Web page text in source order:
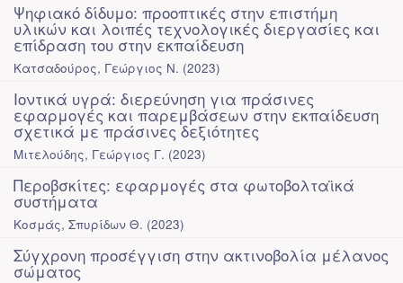
Ψηφιακό δίδυμο: προοπτικές στην επιστήμη
υλικών και λοιπές τεχνολογικές διεργασίες και
επίδραση του στην εκπαίδευση
Κατσαδούρος, Γεώργιος Ν. (2023)
Ιοντικά υγρά: διερεύνηση για πράσινες
εφαρμογές και παρεμβάσεων στην εκπαίδευση
σχετικά με πράσινες δεξιότητες
Μιτελούδης, Γεώργιος Γ. (2023)
Περοβσκίτες: εφαρμογές στα φωτοβολταϊκά
συστήματα
Κοσμάς, Σπυρίδων Θ. (2023)
Σύγχρονη προσέγγιση στην ακτινοβολία μέλανος
σώματος